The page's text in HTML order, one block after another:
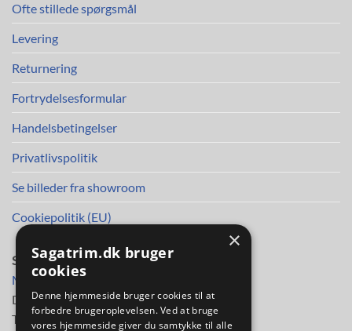
Ofte stillede spørgsmål
Levering
Returnering
Fortrydelsesformular
Handelsbetingelser
Privatlivspolitik
Se billeder fra showroom
Cookiepolitik (EU)
SAGA TRIM APS
Mileparken 30
DK-2730 Herlev
Telefon38 11 48 11
×
Sagatrim.dk bruger
cookies
Denne hjemmeside bruger cookies til at
forbedre brugeroplevelsen. Ved at bruge
vores hjemmeside giver du samtykke til alle